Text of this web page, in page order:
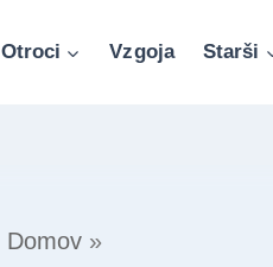
Otroci Vzgoja Starši
Domov »